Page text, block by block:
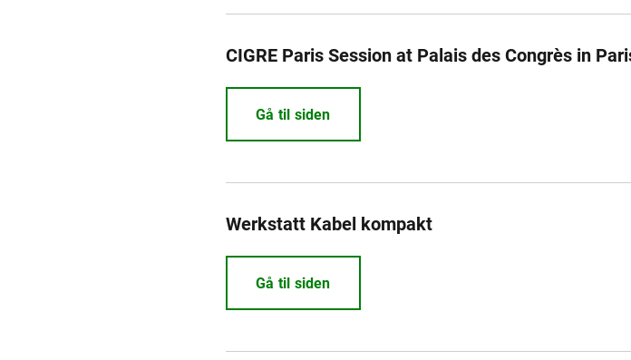
CIGRE Paris Session at Palais des Congrès in
Gå til siden
Werkstatt Kabel kompakt
Gå til siden